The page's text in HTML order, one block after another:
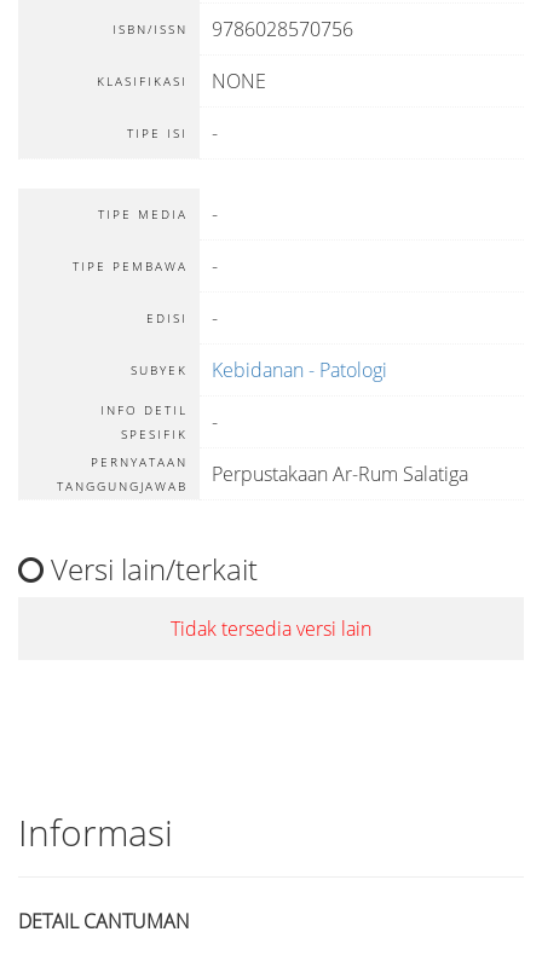
ISBN/ISSN 9786028570756
KLASIFIKASI NONE
TIPE ISI -
TIPE MEDIA -
TIPE PEMBAWA -
EDISI -
SUBYEK Kebidanan - Patologi
INFO DETIL
SPESIFIK
-
PERNYATAAN
TANGGUNGJAWAB
Perpustakaan Ar-Rum Salatiga
Versi lain/terkait
Tidak tersedia versi lain
Informasi
DETAIL CANTUMAN